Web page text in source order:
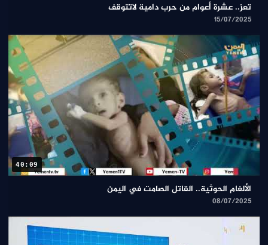
تعز.. عشرة أعوام من حرب دامية لاتتوقف
15/07/2025
40:09
الألغام الحوثية.. القاتل الصامت في اليمن
08/07/2025